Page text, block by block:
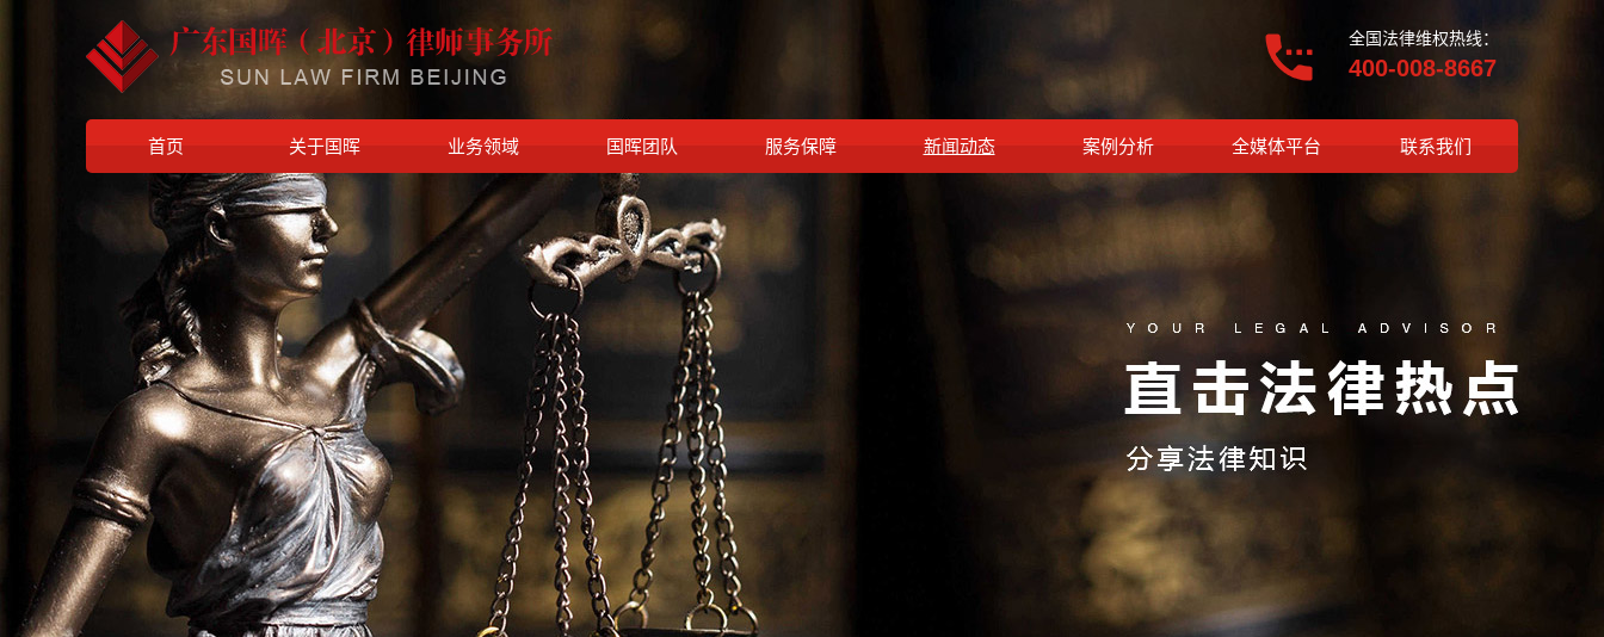
全国法律维权热线：
400-008-8667
首页 关于国晖 业务领域 国晖团队 服务保障 新闻动态 案例分析 全媒体平台 联系我们